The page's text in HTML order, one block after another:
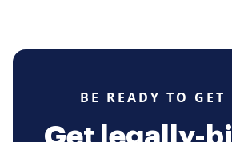
BE READY TO GET